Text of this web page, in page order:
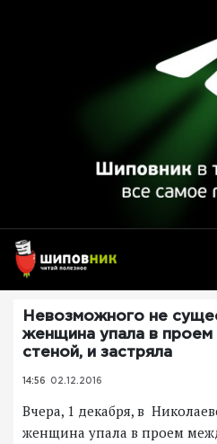
Невозможного не
женщина упала в
стеной, и застряла
14:56 02.12.2016
Вчера, 1 декабря, в
женщина упала в проем